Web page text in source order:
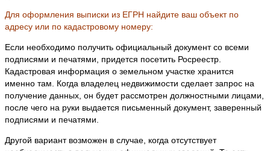
Для оформления выписки из ЕГРН найдите ваш объект по
адресу или по кадастровому номеру:
Если необходимо получить официальный документ со всеми
подписями и печатями, придется посетить Росреестр.
Кадастровая информация о земельном участке хранится
именно там. Когда владелец недвижимости сделает запрос на
получение данных, он будет рассмотрен должностными лицами,
после чего на руки выдается письменный документ, заверенный
подписями и печатями.
Другой вариант возможен в случае, когда отсутствует